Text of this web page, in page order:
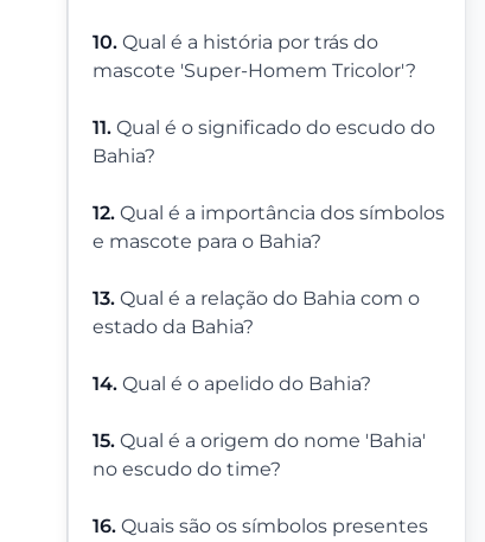
10. Qual é a história por trás do
mascote 'Super-Homem Tricolor'?
11. Qual é o significado do escudo do
Bahia?
12. Qual é a importância dos símbolos
e mascote para o Bahia?
13. Qual é a relação do Bahia com o
estado da Bahia?
14. Qual é o apelido do Bahia?
15. Qual é a origem do nome 'Bahia'
no escudo do time?
16. Quais são os símbolos presentes